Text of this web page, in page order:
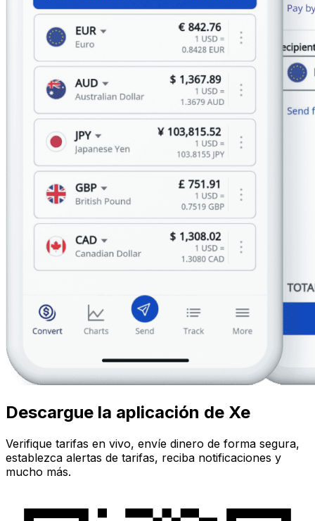
Descargue la aplicación de Xe
Verifique tarifas en vivo, envíe dinero de forma segura,
establezca alertas de tarifas, reciba notificaciones y
mucho más.